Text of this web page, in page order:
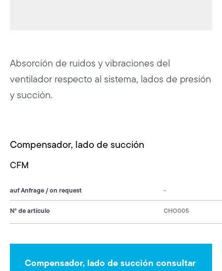
Absorción de ruidos y vibraciones del
ventilador respecto al sistema, lados de presión
y succión.
Compensador, lado de succión
CFM
auf Anfrage / on request
N° de artículo
-
CHO005
Compensador, lado de succión consultar